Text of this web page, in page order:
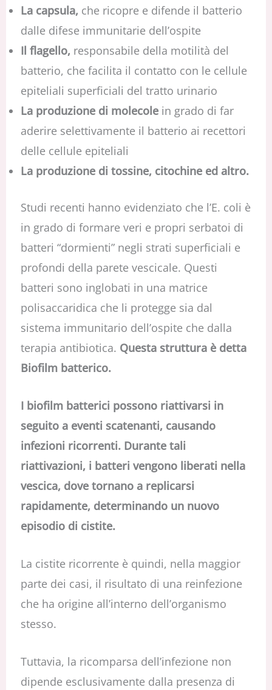
La capsula, che ricopre e difende il batterio
dalle difese immunitarie dell’ospite
Il flagello, responsabile della motilità del
batterio, che facilita il contatto con le cellule
epiteliali superficiali del tratto urinario
La produzione di molecole in grado di far
aderire selettivamente il batterio ai recettori
delle cellule epiteliali
La produzione di tossine, citochine ed altro.
Studi recenti hanno evidenziato che l’E. coli è
in grado di formare veri e propri serbatoi di
batteri “dormienti” negli strati superficiali e
profondi della parete vescicale. Questi
batteri sono inglobati in una matrice
polisaccaridica che li protegge sia dal
sistema immunitario dell’ospite che dalla
terapia antibiotica. Questa struttura è detta
Biofilm batterico.
I biofilm batterici possono riattivarsi in
seguito a eventi scatenanti, causando
infezioni ricorrenti. Durante tali
riattivazioni, i batteri vengono liberati nella
vescica, dove tornano a replicarsi
rapidamente, determinando un nuovo
episodio di cistite.
La cistite ricorrente è quindi, nella maggior
parte dei casi, il risultato di una reinfezione
che ha origine all’interno dell’organismo
stesso.
Tuttavia, la ricomparsa dell’infezione non
dipende esclusivamente dalla presenza di